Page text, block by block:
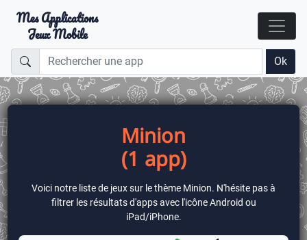
Mes Applications
Jeux Mobile
Ok
Minion
(1 app)
Voici notre liste de jeux sur le thème Minion. N'hésite pas à
filtrer les résultats d'apps avec l'icône Android ou
iPad/iPhone.